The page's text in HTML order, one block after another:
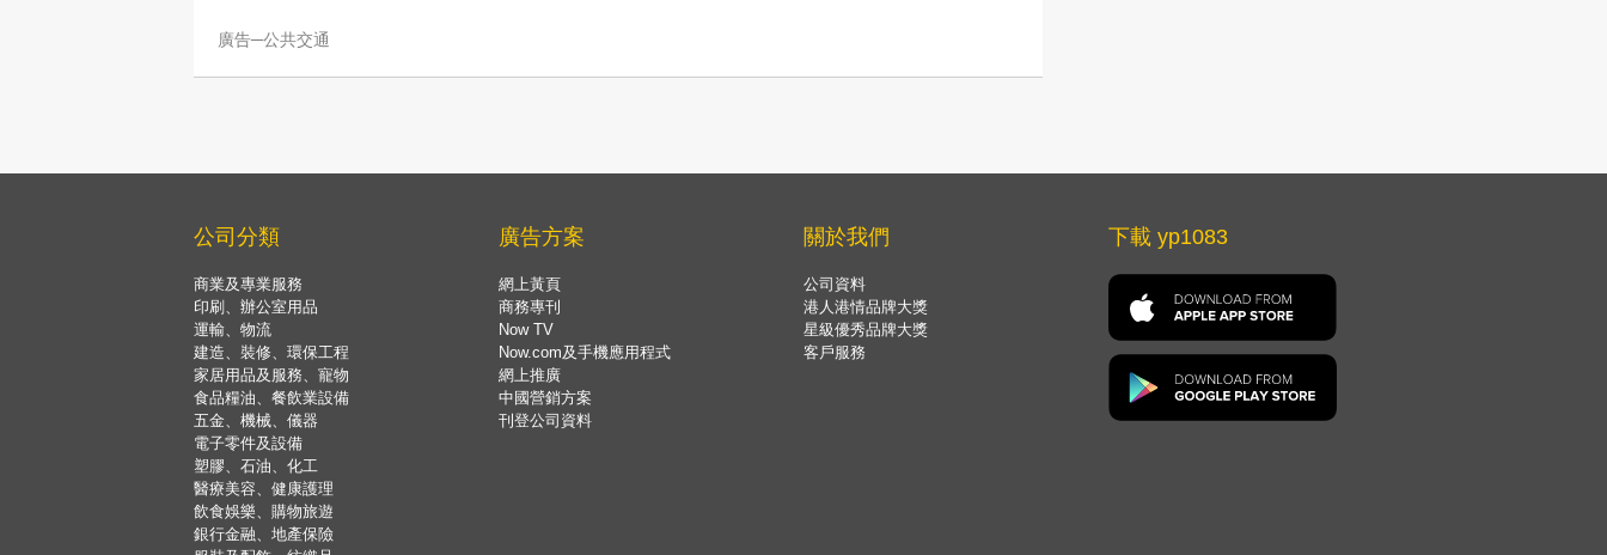
廣告─公共交通
公司分類
商業及專業服務
印刷、辦公室用品
運輸、物流
建造、裝修、環保工程
家居用品及服務、寵物
食品糧油、餐飲業設備
五金、機械、儀器
電子零件及設備
塑膠、石油、化工
醫療美容、健康護理
飲食娛樂、購物旅遊
銀行金融、地產保險
廣告方案
網上黃頁
商務專刊
Now TV
Now.com及手機應用程式
網上推廣
中國營銷方案
刊登公司資料
關於我們
公司資料
港人港情品牌大獎
星級優秀品牌大獎
客戶服務
下載 yp1083